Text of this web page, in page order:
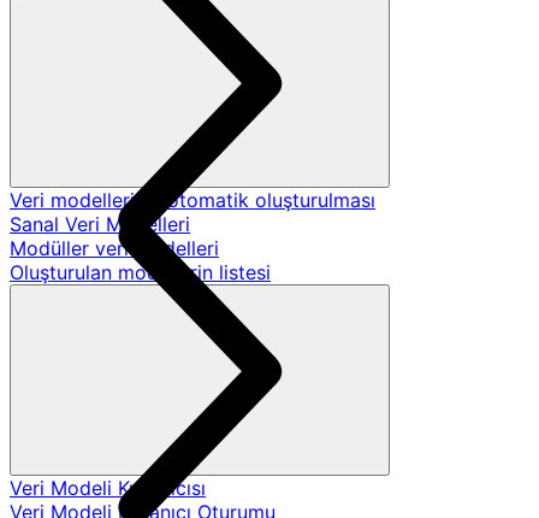
Veri modellerinin otomatik oluşturulması
Sanal Veri Modelleri
Modüller veri modelleri
Oluşturulan modellerin listesi
Veri Modeli Kullanıcısı
Veri Modeli Kullanıcı Oturumu